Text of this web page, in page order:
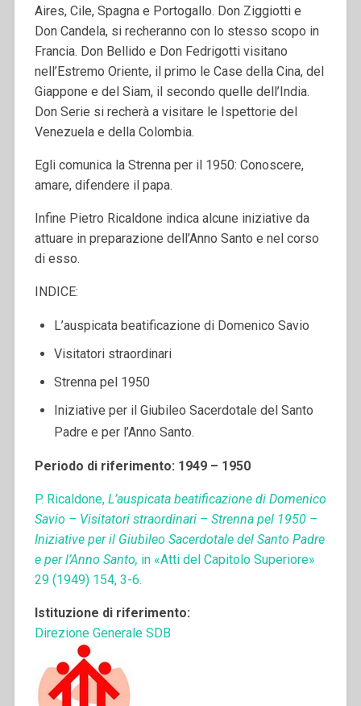
Aires, Cile, Spagna e Portogallo. Don Ziggiotti e
Don Candela, si recheranno con lo stesso scopo in
Francia. Don Bellido e Don Fedrigotti visitano
nell’Estremo Oriente, il primo le Case della Cina, del
Giappone e del Siam, il secondo quelle dell’India.
Don Serie si recherà a visitare le Ispettorie del
Venezuela e della Colombia.
Egli comunica la Strenna per il 1950: Conoscere,
amare, difendere il papa.
Infine Pietro Ricaldone indica alcune iniziative da
attuare in preparazione dell’Anno Santo e nel corso
di esso.
INDICE:
L’auspicata beatificazione di Domenico Savio
Visitatori straordinari
Strenna pel 1950
Iniziative per il Giubileo Sacerdotale del Santo
Padre e per l’Anno Santo.
Periodo di riferimento: 1949 – 1950
P. Ricaldone, L’auspicata beatificazione di Domenico
Savio – Visitatori straordinari – Strenna pel 1950 –
Iniziative per il Giubileo Sacerdotale del Santo Padre
e per l’Anno Santo, in «Atti del Capitolo Superiore»
29 (1949) 154, 3-6.
Istituzione di riferimento:
Direzione Generale SDB